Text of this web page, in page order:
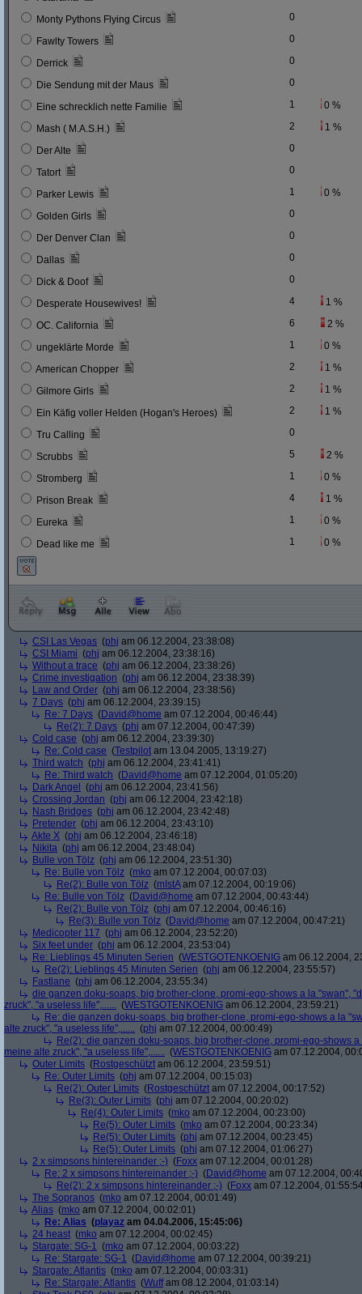
Monty Pythons Flying Circus 0
Fawlty Towers 0
Derrick 0
Die Sendung mit der Maus 0
Eine schrecklich nette Familie 1 0 %
Mash ( M.A.S.H.) 2 1 %
Der Alte 0
Tatort 0
Parker Lewis 1 0 %
Golden Girls 0
Der Denver Clan 0
Dallas 0
Dick & Doof 0
Desperate Housewives! 4 1 %
OC. California 6 2 %
ungeklärte Morde 1 0 %
American Chopper 2 1 %
Gilmore Girls 2 1 %
Ein Käfig voller Helden (Hogan's Heroes) 2 1 %
Tru Calling 0
Scrubbs 5 2 %
Stromberg 1 0 %
Prison Break 4 1 %
Eureka 1 0 %
Dead like me 1 0 %
CSI Las Vegas (phj am 06.12.2004, 23:38:08)
CSI Miami (phj am 06.12.2004, 23:38:16)
Without a trace (phj am 06.12.2004, 23:38:26)
Crime investigation (phj am 06.12.2004, 23:38:39)
Law and Order (phj am 06.12.2004, 23:38:56)
7 Days (phj am 06.12.2004, 23:39:15)
Re: 7 Days (David@home am 07.12.2004, 00:46:44)
Re(2): 7 Days (phj am 07.12.2004, 00:47:39)
Cold case (phj am 06.12.2004, 23:39:30)
Re: Cold case (Testpilot am 13.04.2005, 13:19:27)
Third watch (phj am 06.12.2004, 23:41:41)
Re: Third watch (David@home am 07.12.2004, 01:05:20)
Dark Angel
(phj am 06.12.2004, 23:41:56)
Crossing Jordan (phj am 06.12.2004, 23:42:18)
Nash Bridges (phj am 06.12.2004, 23:42:48)
Pretender (phj am 06.12.2004, 23:43:10)
Akte X (phj am 06.12.2004, 23:46:18)
Nikita (phj am 06.12.2004, 23:48:04)
Bulle von Tölz (phj am 06.12.2004, 23:51:30)
Re: Bulle von Tölz (mko am 07.12.2004, 00:07:03)
Re(2): Bulle von Tölz (mIstAam 07.12.2004, 00:19:06)
Re: Bulle von Tölz (David@home am 07.12.2004, 00:43:44)
Re(2): Bulle von Tölz (phj am 07.12.2004, 00:46:16)
Re(3): Bulle von Tölz (David@home am 07.12.2004, 00:47:21)
Medicopter 117 (phj am 06.12.2004, 23:52:20)
Six feet under (phj am 06.12.2004, 23:53:04)
Re: Lieblings 45 Minuten Serien (WESTGOTENKOENIG am 06.12.2004,
Re(2): Lieblings 45 Minuten Serien (phj am 06.12.2004, 23:55:57)
Fastlane (phj am 06.12.2004, 23:55:34)
die ganzen doku-soaps, big brother-clone, promi-ego-shows a la "swan",
zruck", "a useless life",...... (WESTGOTENKOENIG am 06.12.2004, 23:59:21)
Re: die ganzen doku-soaps, big brother-clone, promi-ego-shows a la
alte zruck", "a useless life",...... (phj am 07.12.2004, 00:00:49)
Re(2): die ganzen doku-soaps, big brother-clone, promi-ego-shows
meine alte zruck", "a useless life",...... (WESTGOTENKOENIG am 07.12.2004,
Outer Limits (Rostgeschützt am 06.12.2004, 23:59:51)
Re: Outer Limits (phj am 07.12.2004, 00:15:03)
Re(2): Outer Limits (Rostgeschützt am 07.12.2004, 00:17:52)
Re(3): Outer Limits (phj am 07.12.2004, 00:20:02)
Re(4): Outer Limits (mko am 07.12.2004, 00:23:00)
Re(5): Outer Limits (mko am 07.12.2004, 00:23:34)
Re(5): Outer Limits (phj am 07.12.2004, 00:23:45)
Re(5): Outer Limits (phj am 07.12.2004, 01:06:27)
2 x simpsons hintereinander ;-) (Foxx am 07.12.2004, 00:01:28)
Re: 2 x simpsons hintereinander ;-) (David@home am 07.12.2004,
Re(2): 2 x simpsons hintereinander ;-) (Foxx am 07.12.2004,
The Sopranos (mko am 07.12.2004, 00:01:49)
Alias (mko am 07.12.2004, 00:02:01)
Re: Alias (playaz am 04.04.2006, 15:45:06)
24 heast (mko am 07.12.2004, 00:02:45)
Stargate: SG-1 (mko am 07.12.2004, 00:03:22)
Re: Stargate: SG-1 (David@home am 07.12.2004, 00:39:21)
Stargate: Atlantis (mko am 07.12.2004, 00:03:31)
Re: Stargate: Atlantis (Wuffam 08.12.2004, 01:03:14)